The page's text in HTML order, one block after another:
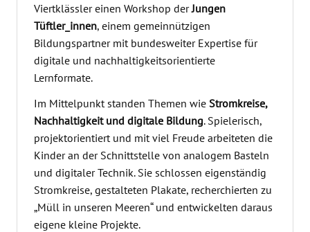
Viertklässler einen Workshop derJungen
Tüftler_innen, einem gemeinnützigen
Bildungspartner mit bundesweiter Expertise für
digitale und nachhaltigkeitsorientierte
Lernformate.
Im Mittelpunkt standen Themen wie Stromkreise,
Nachhaltigkeit und digitale Bildung. Spielerisch,
projektorientiert und mit viel Freude arbeiteten die
Kinder an der Schnittstelle von analogem Basteln
und digitaler Technik. Sie schlossen eigenständig
Stromkreise, gestalteten Plakate, recherchierten zu
„Müll in unseren Meeren“ und entwickelten daraus
eigene kleine Projekte.